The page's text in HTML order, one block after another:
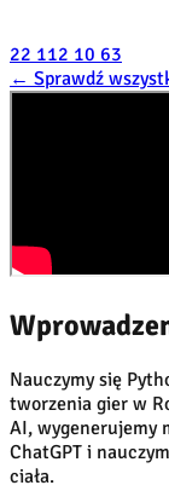
22 112 10 63
← Sprawdź
Nauczymy się
tworzenia gier w
AI, wygenerujemy
ChatGPT i
ciała.